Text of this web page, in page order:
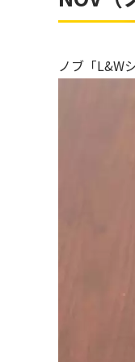
ノブ「L&W